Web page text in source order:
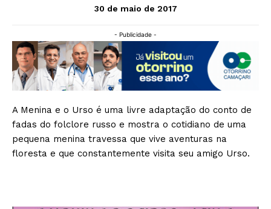
30 de maio de 2017
- Publicidade -
A Menina e o Urso é uma livre adaptação do conto de
fadas do folclore russo e mostra o cotidiano de uma
pequena menina travessa que vive aventuras na
floresta e que constantemente visita seu amigo Urso.